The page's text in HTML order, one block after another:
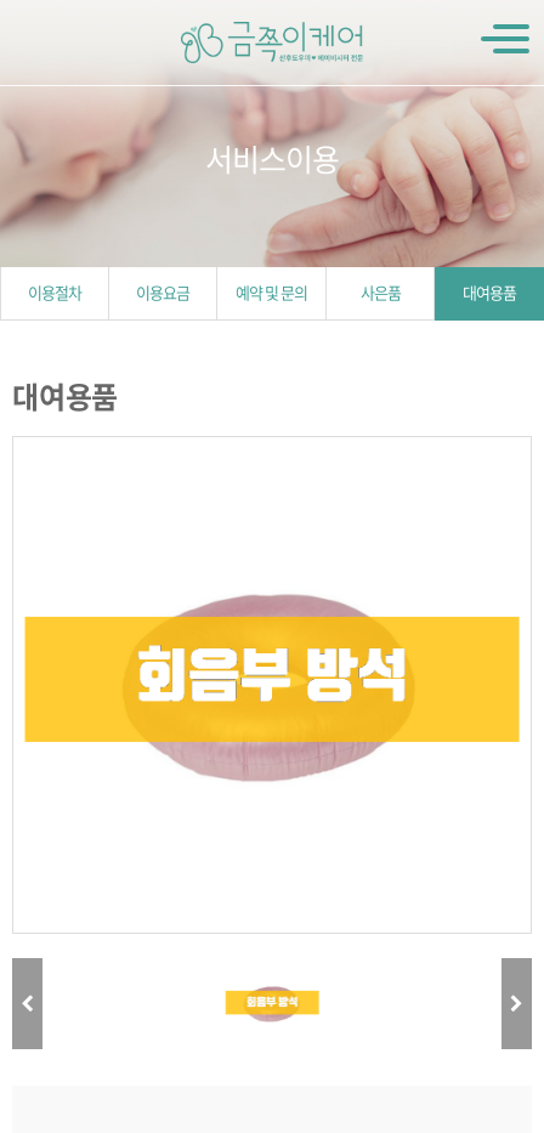
서비스이용
이용절차 이용요금 예약 및 문의 사은품 대여용품
대여용품